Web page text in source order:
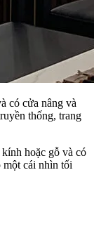
có cửa nâng và
thống, trang
hoặc gỗ và có
một cái nhìn tối